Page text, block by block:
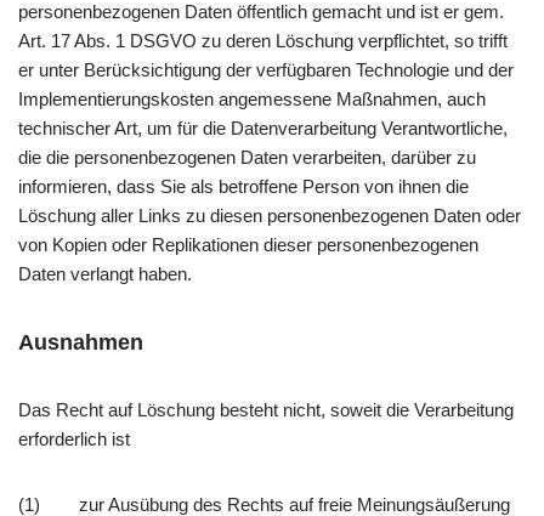
personenbezogenen Daten öffentlich gemacht und ist er gem.
Art. 17 Abs. 1 DSGVO zu deren Löschung verpflichtet, so trifft
er unter Berücksichtigung der verfügbaren Technologie und der
Implementierungskosten angemessene Maßnahmen, auch
technischer Art, um für die Datenverarbeitung Verantwortliche,
die die personenbezogenen Daten verarbeiten, darüber zu
informieren, dass Sie als betroffene Person von ihnen die
Löschung aller Links zu diesen personenbezogenen Daten oder
von Kopien oder Replikationen dieser personenbezogenen
Daten verlangt haben.
Ausnahmen
Das Recht auf Löschung besteht nicht, soweit die Verarbeitung
erforderlich ist
(1) zur Ausübung des Rechts auf freie Meinungsäußerung